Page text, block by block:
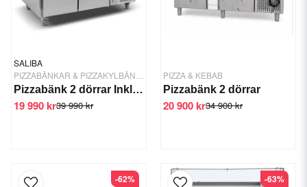
SALIBA
Pizzabänk 2 dörrar Inkl ränna
39 990 kr
19 990 kr
PIZZA & KEBAB
Pizzabänk 2 dörrar
34 900 kr
20 900 kr
-62% -63%